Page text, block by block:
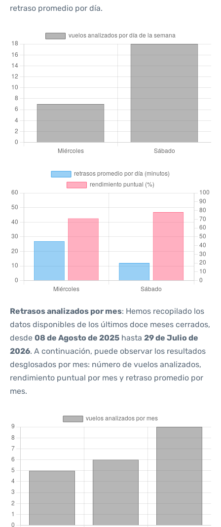
retraso promedio por día.
Retrasos analizados por mes: Hemos recopilado los
datos disponibles de los últimos doce meses cerrados,
desde 08 de Agosto de 2025 hasta 29 de Julio de
2026. A continuación, puede observar los resultados
desglosados por mes: número de vuelos analizados,
rendimiento puntual por mes y retraso promedio por
mes.